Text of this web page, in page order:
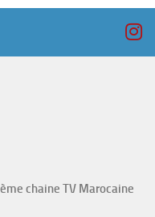
chaine TV Marocaine